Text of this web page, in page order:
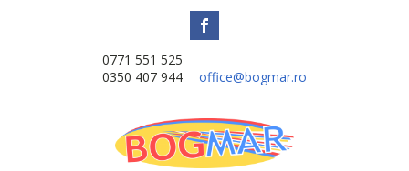
0771 551 525
0350 407 944
office@bogmar.ro